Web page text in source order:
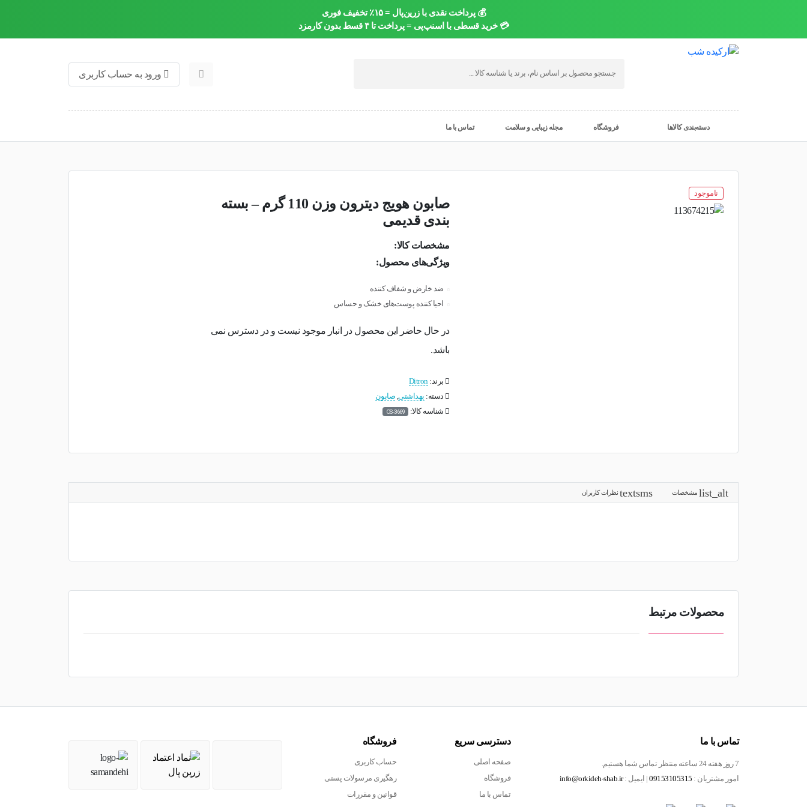
💰 پرداخت نقدی با زرین‌پال = ۱۵٪ تخفیف فوری
💳 خرید قسطی با اسنپ‌پی = پرداخت تا ۴ قسط بدون کارمزد
ورود به حساب کاربری
دسته‌بندی کالاها فروشگاه مجله زیبایی و سلامت تماس با ما
ناموجود
صابون هویج دیترون وزن 110 گرم – بسته
بندی قدیمی
مشخصات کالا:
ویژگی‌های محصول:
ضد خارض و شفاف کننده
احیا کننده پوست‌های خشک و حساس
در حال حاضر این محصول در انبار موجود نیست و در دسترس نمی
باشد.
برند:Ditron
دسته: بهداشتی, صابون
شناسه کالا:
OS-3669
مشخصات نظرات کاربران
محصولات مرتبط
تماس با ما
7 روز هفته 24 ساعته منتظر تماس شما هستیم.
امور مشتریان : 09153105315 | ایمیل :info@orkideh-shab.ir
دسترسی سریع
صفحه اصلی
فروشگاه
تماس با ما
فروشگاه
حساب کاربری
رهگیری مرسولات پستی
قوانین و مقررات